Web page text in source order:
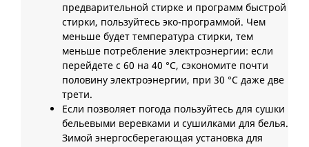
предварительной стирке и программ быстрой
стирки, пользуйтесь эко-программой. Чем
меньше будет температура стирки, тем
меньше потребление электроэнергии: если
перейдете с 60 на 40 °C, сэкономите почти
половину электроэнергии, при 30 °C даже две
трети.
Если позволяет погода пользуйтесь для сушки
бельевыми веревками и сушилками для белья.
Зимой энергосберегающая установка для